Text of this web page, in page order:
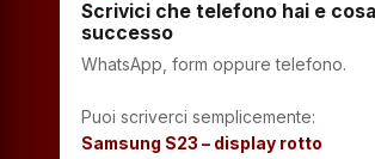
Scrivici che telefono hai e
successo
WhatsApp, form oppure telefono.
Puoi scriverci semplicemente:
Samsung S23 – display rotto